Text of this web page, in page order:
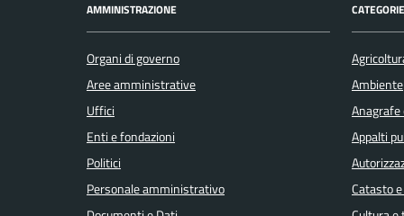
AMMINISTRAZIONE
Organi di governo
Aree amministrative
Uffici
Enti e fondazioni
Politici
Personale amministrativo
Ambiente
Appalti
Catasto